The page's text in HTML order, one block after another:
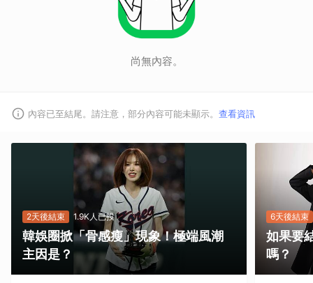
尚無內容。
內容已至結尾。請注意，部分內容可能未顯示。 查看資訊
2天後結束 1.9K人已投
韓娛圈掀「骨感瘦」現象！極端風潮
主因是？
6天後結束
如果要
嗎？